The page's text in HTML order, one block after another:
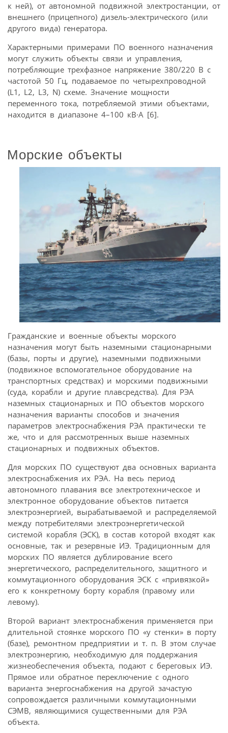
к ней), от автономной подвижной электростанции, от
внешнего (прицепного) дизель-электрического (или
другого вида) генератора.
Характерными примерами ПО военного назначения
могут служить объекты связи и управления,
потребляющие трехфазное напряжение 380/220 В с
частотой 50 Гц, подаваемое по четырехпроводной
(L1, L2, L3, N) схеме. Значение мощности
переменного тока, потребляемой этими объектами,
находится в диапазоне 4–100 кВ·А [6].
Морские объекты
Гражданские и военные объекты морского
назначения могут быть наземными стационарными
(базы, порты и другие), наземными подвижными
(подвижное вспомогательное оборудование на
транспортных средствах) и морскими подвижными
(суда, корабли и другие плавсредства). Для РЭА
наземных стационарных и ПО объектов морского
назначения варианты способов и значения
параметров электроснабжения РЭА практически те
же, что и для рассмотренных выше наземных
стационарных и подвижных объектов.
Для морских ПО существуют два основных варианта
электроснабжения их РЭА. На весь период
автономного плавания все электротехническое и
электронное оборудование объектов питается
электроэнергией, вырабатываемой и распределяемой
между потребителями электроэнергетической
системой корабля (ЭСК), в состав которой входят как
основные, так и резервные ИЭ. Традиционным для
морских ПО является дублирование всего
энергетического, распределительного, защитного и
коммутационного оборудования ЭСК с «привязкой»
его к конкретному борту корабля (правому или
левому).
Второй вариант электроснабжения применяется при
длительной стоянке морского ПО «у стенки» в порту
(базе), ремонтном предприятии и т. п. В этом случае
электроэнергию, необходимую для поддержания
жизнеобеспечения объекта, подают с береговых ИЭ.
Прямое или обратное переключение с одного
варианта энергоснабжения на другой зачастую
сопровождается различными коммутационными
СЭМВ, являющимися существенными для РЭА
объекта.